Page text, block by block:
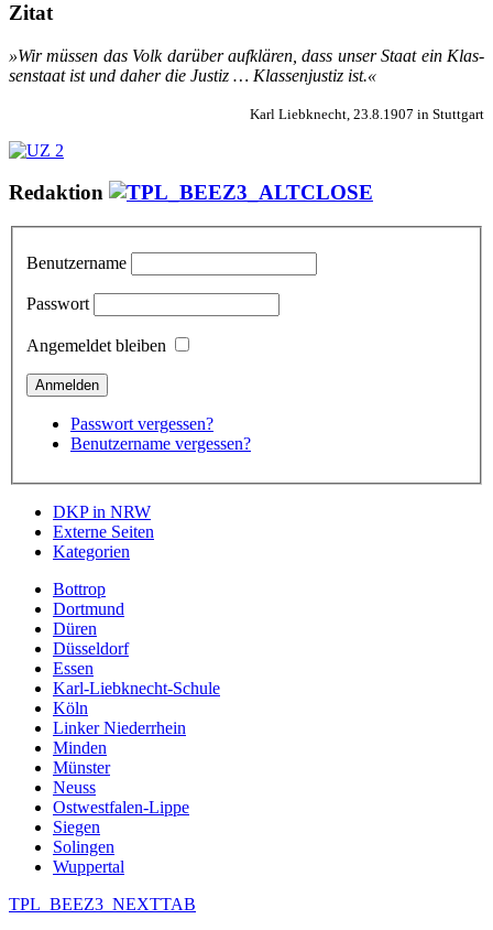
Zitat
»Wir müs­sen das Volk dar­über auf­klär­en, dass un­ser Staat ein Klas­
sen­staat ist und da­her die Jus­tiz … Klas­sen­jus­tiz ist.«
Karl Liebknecht, 23.8.1907 in Stuttgart
Redaktion
Benutzername
Passwort
Angemeldet bleiben
Passwort vergessen?
Benutzername vergessen?
DKP in NRW
Externe Seiten
Kategorien
Bottrop
Dortmund
Düren
Düsseldorf
Essen
Karl-Liebknecht-Schule
Köln
Linker Niederrhein
Minden
Münster
Neuss
Ostwestfalen-Lippe
Siegen
Solingen
Wuppertal
TPL_BEEZ3_NEXTTAB